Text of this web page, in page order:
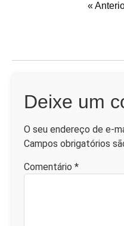
«
Deixe um
O seu endereço de e-
Campos obrigatórios
Comentário *